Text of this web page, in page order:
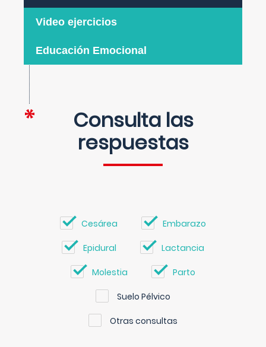
Video ejercicios
Educación Emocional
Consulta las
respuestas
Cesárea Embarazo
Epidural Lactancia
Molestia Parto
Suelo Pélvico
Otras consultas